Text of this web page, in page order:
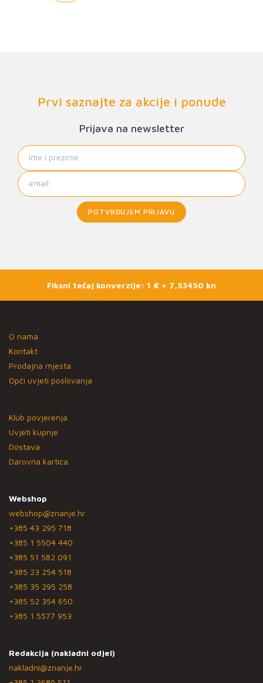
Prvi saznajte za akcije i ponude
Prijava na newsletter
POTVRĐUJEM PRIJAVU
Fiksni tečaj konverzije: 1 € = 7,53450 kn
O nama
Kontakt
Prodajna mjesta
Opći uvjeti poslovanja
Klub povjerenja
Uvjeti kupnje
Dostava
Darovna kartica
Webshop
webshop@znanje.hr
+385 43 295 718
+385 1 5504 440
+385 51 582 091
+385 23 254 518
+385 35 295 258
+385 52 354 650
+385 1 5577 953
Redakcija (nakladni odjel)
nakladni@znanje.hr